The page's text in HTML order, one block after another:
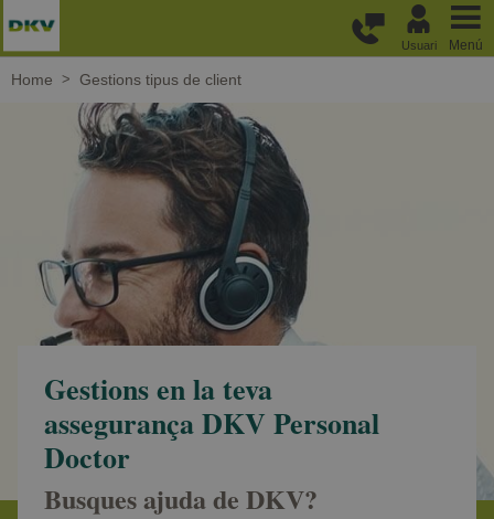
Usuari Menú
Home Gestions tipus de client
Gestions en la teva
assegurança DKV Personal
Doctor
Busques ajuda de DKV?